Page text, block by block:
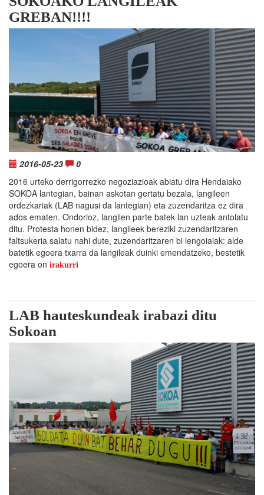
GREBAN!!!!
2016-05-23
0
2016 urteko derrigorrezko negoziazioak abiatu dira Hendaiako
SOKOA lantegian, bainan askotan gertatu bezala, langileen
ordezkariak (LAB nagusi da lantegian) eta zuzendaritza ez dira
ados ematen. Ondorioz, langilen parte batek lan uzteak antolatu
ditu. Protesta honen bidez, langileek bereziki zuzendaritzaren
faltsukeria salatu nahi dute, zuzendaritzaren bi lengoiaiak: alde
batetik egoera txarra da langileak duinki emendatzeko, bestetik
egoera on irakurri
LAB hauteskundeak irabazi ditu
Sokoan